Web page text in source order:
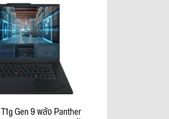
Gen 9 พลัง Panther